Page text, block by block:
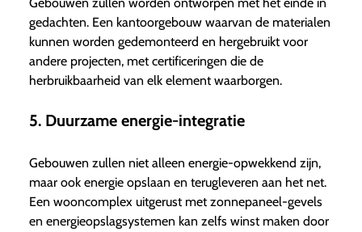
gedachten. Een kantoorgebouw waarvan de materialen
kunnen worden gedemonteerd en hergebruikt voor
andere projecten, met certificeringen die de
herbruikbaarheid van elk element waarborgen.
5. Duurzame energie-integratie
Gebouwen zullen niet alleen energie-opwekkend zijn,
maar ook energie opslaan en terugleveren aan het net.
Een wooncomplex uitgerust met zonnepaneel-gevels
en energieopslagsystemen kan zelfs winst maken door